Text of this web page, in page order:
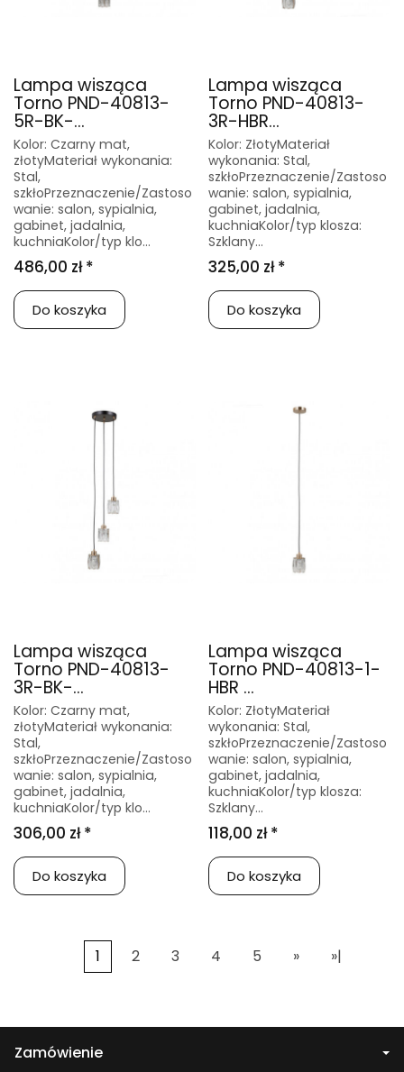
Lampa wisząca
Torno PND-40813-
5R-BK-...
Kolor: Czarny mat,
złotyMateriał wykonania:
Stal,
szkłoPrzeznaczenie/Zastoso
wanie: salon, sypialnia,
gabinet, jadalnia,
kuchniaKolor/typ klo...
486,00 zł *
Do koszyka
Lampa wisząca
Torno PND-40813-
3R-HBR...
Kolor: ZłotyMateriał
wykonania: Stal,
szkłoPrzeznaczenie/Zastoso
wanie: salon, sypialnia,
gabinet, jadalnia,
kuchniaKolor/typ klosza:
Szklany...
325,00 zł *
Do koszyka
Lampa wisząca
Torno PND-40813-
3R-BK-...
Kolor: Czarny mat,
złotyMateriał wykonania:
Stal,
szkłoPrzeznaczenie/Zastoso
wanie: salon, sypialnia,
gabinet, jadalnia,
kuchniaKolor/typ klo...
306,00 zł *
Do koszyka
Lampa wisząca
Torno PND-40813-1-
HBR ...
Kolor: ZłotyMateriał
wykonania: Stal,
szkłoPrzeznaczenie/Zastoso
wanie: salon, sypialnia,
gabinet, jadalnia,
kuchniaKolor/typ klosza:
Szklany...
118,00 zł *
Do koszyka
1 2 3 4 5 » »|
Zamówienie